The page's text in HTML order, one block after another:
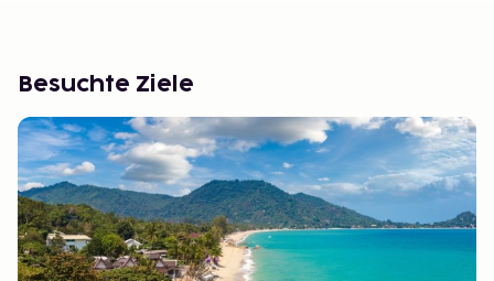
Besuchte Ziele